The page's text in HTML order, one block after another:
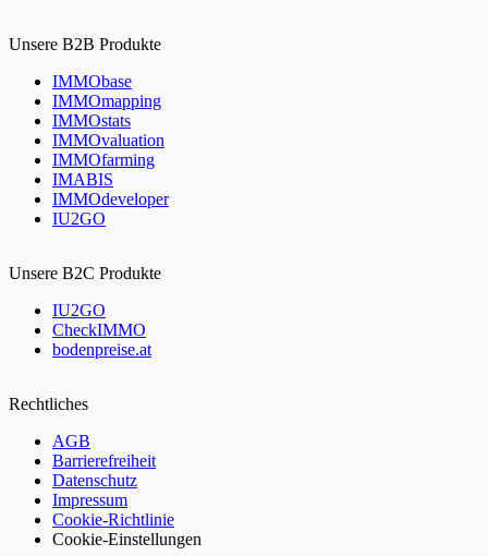
Unsere B2B Produkte
IMMObase
IMMOmapping
IMMOstats
IMMOvaluation
IMMOfarming
IMABIS
IMMOdeveloper
IU2GO
Unsere B2C Produkte
IU2GO
CheckIMMO
bodenpreise.at
Rechtliches
AGB
Barrierefreiheit
Datenschutz
Impressum
Cookie-Richtlinie
Cookie-Einstellungen